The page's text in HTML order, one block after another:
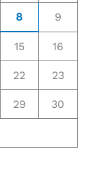
8 9
15 16
22 23
29 30